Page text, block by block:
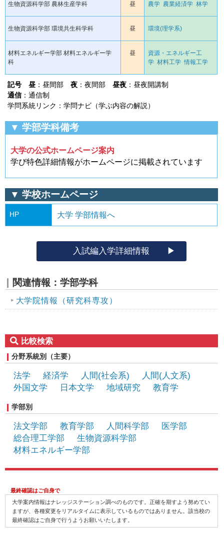
生物資源科学部 農林生産学科 昼 農学 農業経済学 林学
生物資源科学部 環境共生科学科 昼 環境(理学系)
材料エネルギー学部 材料エネルギー学
科
昼
資源・エネルギー工
学 材料工学 情報工学
記号 昼 ：昼間部 夜 ：夜間部 昼夜 ：昼夜開講制
通信：通信制
学問系統リンク：学問ナビ（学ぶ内容の解説）
▼ 学部学科備考
大学の公式ホームページ案内
学び特色詳細情報がホームページに掲載されています
▼ 学校ホームページ
HP 大学 学部情報へ
入試編入学詳細情報
関連情報：学部学科
大学院情報（研究科専攻）
比較検索
分野系統別（主要）
法学 経済学 人間(社会系)
人間(人文系)
外国文学
日本文学 地域研究 教育学
学部別
法文学部 教育学部 人間科学部
医学部
総合理工学部
生物資源科学部
材料エネルギー学部
最終確認はご自身で
大学案内情報はナレッジステーション調べのものです。正確を期すよう努めてい
ますが、各種変更をリアルタイムに表示しているものではありません。該当校の
最終確認はご自身で行うようお願いいたします。